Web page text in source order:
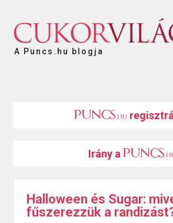
A Puncs.hu blogja
Irány a
Halloween és Sugar:
fűszerezzük a